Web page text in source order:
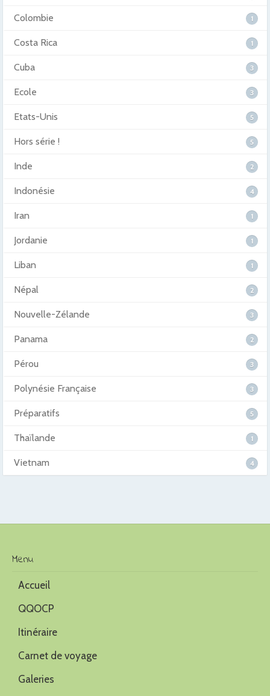
Colombie 1
Costa Rica 1
Cuba 3
Ecole 3
Etats-Unis 5
Hors série ! 5
Inde 2
Indonésie 4
Iran 1
Jordanie 1
Liban 1
Népal 2
Nouvelle-Zélande 3
Panama 2
Pérou 3
Polynésie Française 3
Préparatifs 5
Thaïlande 1
Vietnam 4
Menu
Accueil
QQOCP
Itinéraire
Carnet de voyage
Galeries